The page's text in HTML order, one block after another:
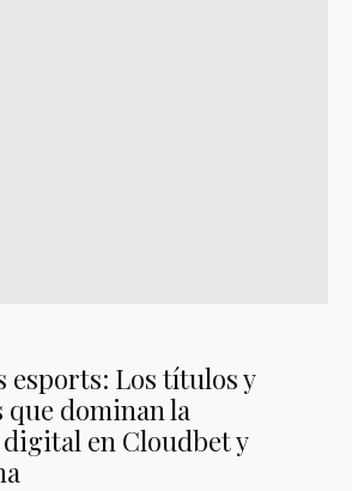
esports: Los títulos y
que dominan la
en Cloudbet y